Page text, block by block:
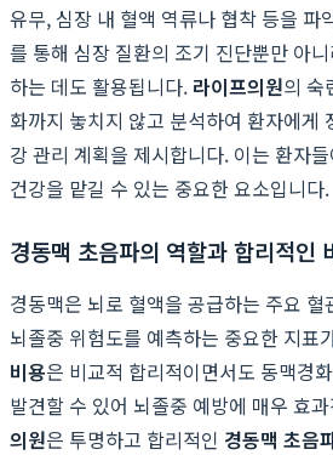
유무, 심장 내 혈액 역류나 협착 등을 파
를 통해 심장 질환의 조기 진단뿐만 아
하는 데도 활용됩니다. 라이프의원의 숙
화까지 놓치지 않고 분석하여 환자에게
강 관리 계획을 제시합니다. 이는 환자
건강을 맡길 수 있는 중요한 요소입니다.
경동맥 초음파의 역할과 합리적인
경동맥은 뇌로 혈액을 공급하는 주요
뇌졸중 위험도를 예측하는 중요한 지표
비용은 비교적 합리적이면서도 동맥경
발견할 수 있어 뇌졸중 예방에 매우 효
의원은 투명하고 합리적인 경동맥 초음